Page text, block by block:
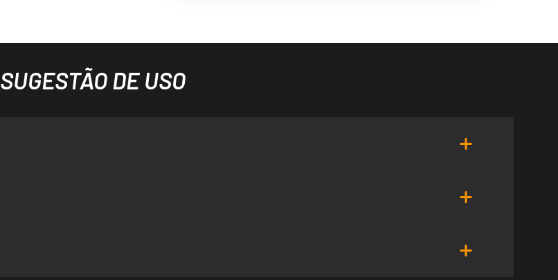
SUGESTÃO DE USO